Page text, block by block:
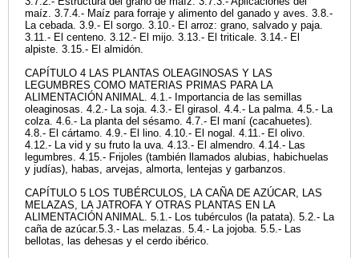
maíz. 3.7.4.- Maíz para forraje y alimento del ganado y aves. 3.8.-
La cebada. 3.9.- El sorgo. 3.10.- El arroz: grano, salvado y paja.
3.11.- El centeno. 3.12.- El mijo. 3.13.- El triticale. 3.14.- El
alpiste. 3.15.- El almidón.
CAPÍTULO 4 LAS PLANTAS OLEAGINOSAS Y LAS
LEGUMBRES COMO MATERIAS PRIMAS PARA LA
ALIMENTACIÓN ANIMAL. 4.1.- Importancia de las semillas
oleaginosas. 4.2.- La soja. 4.3.- El girasol. 4.4.- La palma. 4.5.- La
colza. 4.6.- La planta del sésamo. 4.7.- El maní (cacahuetes).
4.8.- El cártamo. 4.9.- El lino. 4.10.- El nogal. 4.11.- El olivo.
4.12.- La vid y su fruto la uva. 4.13.- El almendro. 4.14.- Las
legumbres. 4.15.- Frijoles (también llamados alubias, habichuelas
y judías), habas, arvejas, almorta, lentejas y garbanzos.
CAPÍTULO 5 LOS TUBÉRCULOS, LA CAÑA DE AZÚCAR, LAS
MELAZAS, LA JATROFA Y OTRAS PLANTAS EN LA
ALIMENTACIÓN ANIMAL. 5.1.- Los tubérculos (la patata). 5.2.- La
caña de azúcar.5.3.- Las melazas. 5.4.- La jojoba. 5.5.- Las
bellotas, las dehesas y el cerdo ibérico.